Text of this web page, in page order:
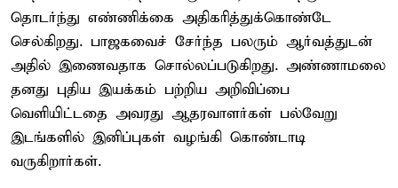
தொடர்ந்து எண்ணிக்கை அதிகரித்துக்கொண்டே
செல்கிறது. பாஜகவைச் சேர்ந்த பலரும் ஆர்வத்துடன்
அதில் இணைவதாக சொல்லப்படுகிறது. அண்ணாமலை
தனது புதிய இயக்கம் பற்றிய அறிவிப்பை
வெளியிட்டதை அவரது ஆதரவாளர்கள் பல்வேறு
இடங்களில் இனிப்புகள் வழங்கி கொண்டாடி
வருகிறார்கள்.